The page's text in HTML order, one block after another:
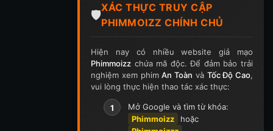
TẬP 34/34 ★0
🛡️
XÁC THỰC TRUY CẬP
PHIMMOIZZ CHÍNH CHỦ
Hiện nay có nhiều website giả mạo
Phimmoizz chứa mã độc. Để đảm bảo trải
nghiệm xem phimAn Toàn và Tốc Độ Cao,
vui lòng thực hiện thao tác xác thực:
1
Mở Google và tìm từ khóa:
Phimmoizz
hoặc